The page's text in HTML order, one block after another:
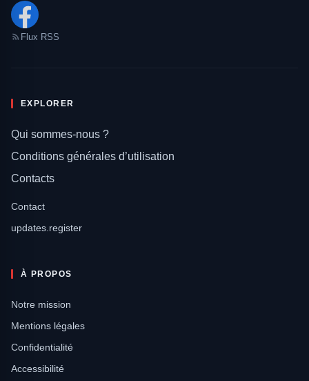
Flux RSS
EXPLORER
Qui sommes-nous ?
Conditions générales d’utilisation
Contacts
Contact
updates.register
À PROPOS
Notre mission
Mentions légales
Confidentialité
Accessibilité